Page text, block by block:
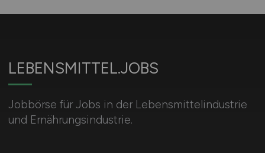
LEBENSMITTEL.JOBS
Jobbörse für Jobs in der Lebensmittelindustrie
und Ernährungsindustrie.